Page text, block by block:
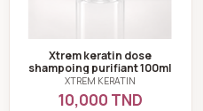
Xtrem keratin dose
shampoing purifiant 100ml
XTREM KERATIN
10,000 TND